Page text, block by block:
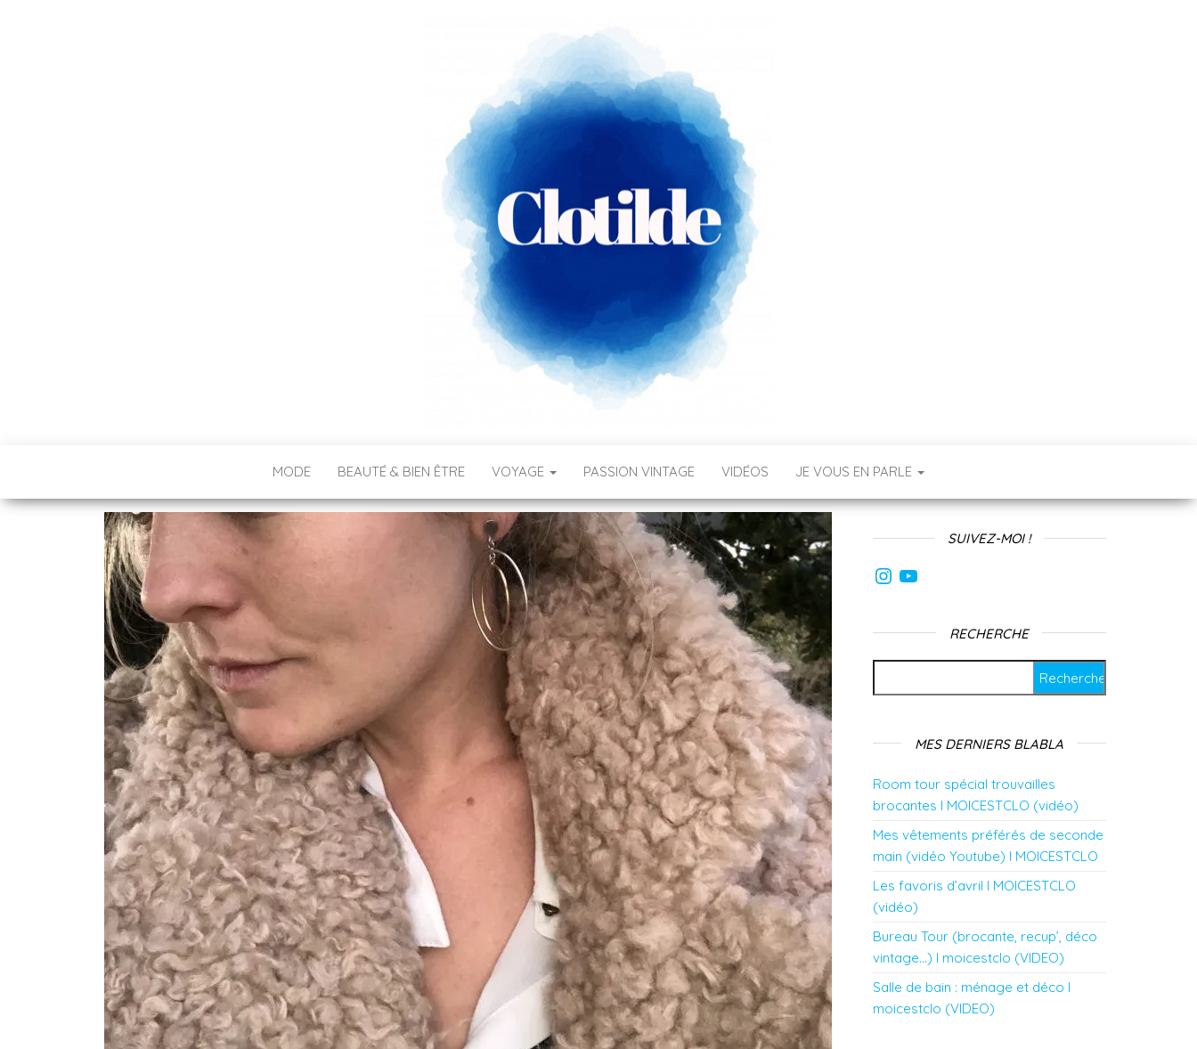
MODE BEAUTÉ & BIEN ÊTRE VOYAGE PASSION VINTAGE VIDÉOS JE VOUS EN PARLE
SUIVEZ-MOI !
Instagram
YouTube
RECHERCHE
MES DERNIERS BLABLA
Room tour spécial trouvailles
brocantes l MOICESTCLO (vidéo)
Mes vêtements préférés de seconde
main (vidéo Youtube) l MOICESTCLO
Les favoris d’avril l MOICESTCLO
(vidéo)
Bureau Tour (brocante, recup’, déco
vintage…) l moicestclo (VIDEO)
Salle de bain : ménage et déco l
moicestclo (VIDEO)